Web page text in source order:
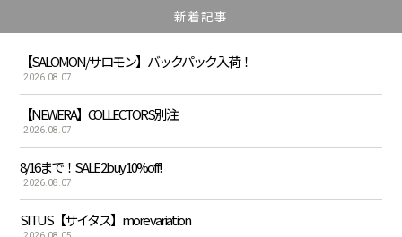
新着記事
【SALOMON/サロモン】バックパック入荷！
2026.08.07
【NEWERA】COLLECTORS別注
2026.08.07
8/16まで！SALE 2buy 10%off!
2026.08.07
SITUS【サイタス】more variation